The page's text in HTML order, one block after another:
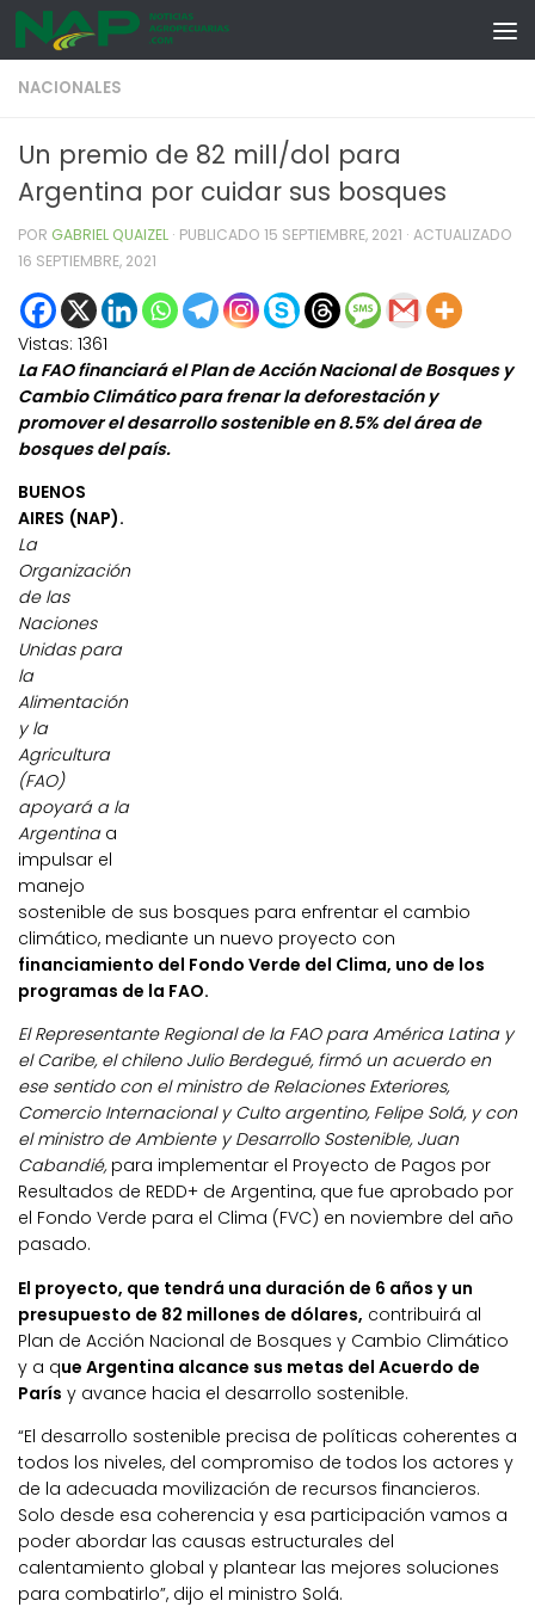
Skip to content
NACIONALES
Un premio de 82 mill/dol para
Argentina por cuidar sus bosques
POR GABRIEL QUAIZEL · PUBLICADO 15 SEPTIEMBRE, 2021 · ACTUALIZADO
16 SEPTIEMBRE, 2021
Vistas: 1361
La FAO financiará el Plan de Acción Nacional de Bosques y
Cambio Climático para frenar la deforestación y
promover el desarrollo sostenible en 8.5% del área de
bosques del país.
BUENOS
AIRES (NAP).
La
Organización
de las
Naciones
Unidas para
la
Alimentación
y la
Agricultura
(FAO)
apoyará a la
Argentinaa
impulsar el
manejo
sostenible de sus bosques para enfrentar el cambio
climático, mediante un nuevo proyecto con
financiamiento del Fondo Verde del Clima, uno de los
programas de la FAO.
El Representante Regional de la FAO para América Latina y
el Caribe, el chileno Julio Berdegué, firmó un acuerdo en
ese sentido con el ministro de Relaciones Exteriores,
Comercio Internacional y Culto argentino, Felipe Solá, y con
el ministro de Ambiente y Desarrollo Sostenible, Juan
Cabandié, para implementar el Proyecto de Pagos por
Resultados de REDD+ de Argentina, que fue aprobado por
el Fondo Verde para el Clima (FVC) en noviembre del año
pasado.
El proyecto, que tendrá una duración de 6 años y un
presupuesto de 82 millones de dólares, contribuirá al
Plan de Acción Nacional de Bosques y Cambio Climático
y a que Argentina alcance sus metas del Acuerdo de
París y avance hacia el desarrollo sostenible.
“El desarrollo sostenible precisa de políticas coherentes a
todos los niveles, del compromiso de todos los actores y
de la adecuada movilización de recursos financieros.
Solo desde esa coherencia y esa participación vamos a
poder abordar las causas estructurales del
calentamiento global y plantear las mejores soluciones
para combatirlo”, dijo el ministro Solá.